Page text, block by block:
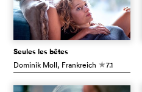
Seules les bêtes
Dominik Moll, Frankreich c7.1